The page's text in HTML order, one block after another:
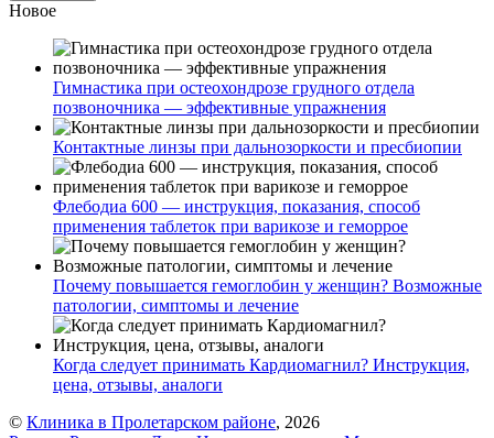
Новое
Гимнастика при остеохондрозе грудного отдела
позвоночника — эффективные упражнения
Контактные линзы при дальнозоркости и пресбиопии
Флебодиа 600 — инструкция, показания, способ
применения таблеток при варикозе и геморрое
Почему повышается гемоглобин у женщин? Возможные
патологии, симптомы и лечение
Когда следует принимать Кардиомагнил? Инструкция,
цена, отзывы, аналоги
© Клиника в Пролетарском районе, 2026